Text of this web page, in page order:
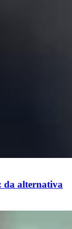
da alternativa